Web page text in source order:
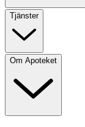
Tjänster
Om Apoteket